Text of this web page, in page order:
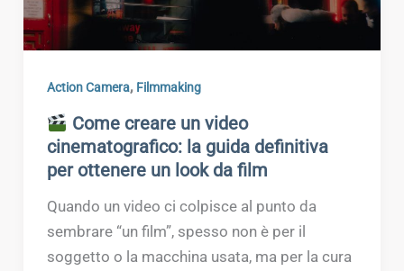
Action Camera, Filmmaking
Come creare un video
cinematografico: la guida definitiva
per ottenere un look da film
Quando un video ci colpisce al punto da
sembrare “un film”, spesso non è per il
soggetto o la macchina usata, ma per la cura